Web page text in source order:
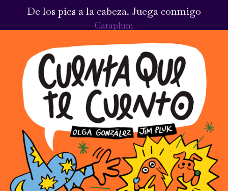
De los pies a la cabeza. Juega conmigo
Cataplum